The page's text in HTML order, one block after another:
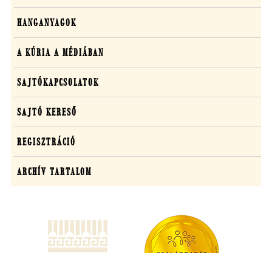
HANGANYAGOK
A KÚRIA A MÉDIÁBAN
SAJTÓKAPCSOLATOK
SAJTÓ KERESŐ
REGISZTRÁCIÓ
ARCHÍV TARTALOM